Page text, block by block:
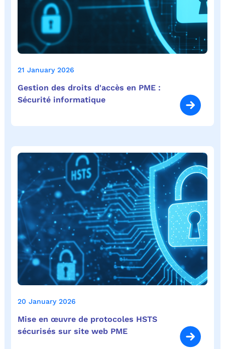
21 January 2026
Gestion des droits d'accès en PME :
Sécurité informatique
20 January 2026
Mise en œuvre de protocoles HSTS
sécurisés sur site web PME